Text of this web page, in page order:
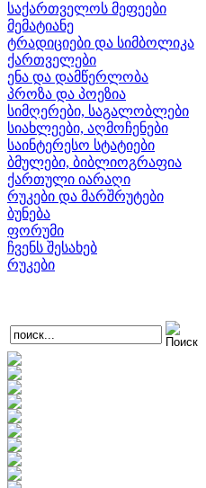
საქართველოს მეფეები
მემატიანე
ტრადიციები და სიმბოლიკა
ქართველები
ენა და დამწერლობა
პროზა და პოეზია
სიმღერები, საგალობლები
სიახლეები, აღმოჩენები
საინტერესო სტატიები
ბმულები, ბიბლიოგრაფია
ქართული იარაღი
რუკები და მარშრუტები
ბუნება
ფორუმი
ჩვენს შესახებ
რუკები